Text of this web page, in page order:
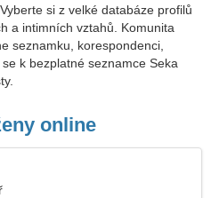
si z velké databáze profilů
a intimních vztahů. Komunita
seznamku, korespondenci,
k bezplatné seznamce Seka
online